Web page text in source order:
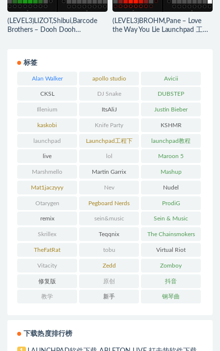
(LEVEL3)LIZOT,Shibui,Barcode
Brothers – Dooh Dooh
(LEVEL3)BROHM,Pane – Love
the Way You Lie Launchpad 工程
标签
Alan Walker apollo studio Avicii
CKSL DJ Snake DUBSTEP
Illenium ItsAliJ Justin Bieber
kaskobi Knife Party KSHMR
launchpad Launchpad工程下
载
launchpad教程
live lol Maroon 5
Marshmello Martin Garrix Mashup
Mat1jaczyyy Nev Nudel
Otarygen Pegboard Nerds ProdiG
remix sein&music Sein & Music
Skrillex Teqqnix The Chainsmokers
TheFatRat tobu Virtual Riot
Vitacity Zedd Zomboy
修复版 原创 抖音
教学 新手 钢琴曲
下载热度排行榜